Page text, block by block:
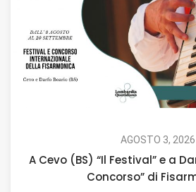
AGOSTO 3, 2026
A Cevo (BS) “Il Festival” e a
Concorso” di